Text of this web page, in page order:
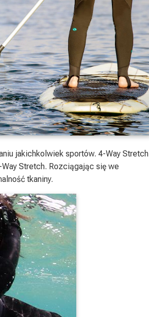
jakichkolwiek sportów. 4-Way Stretch
Stretch. Rozciągając się we
tkaniny.